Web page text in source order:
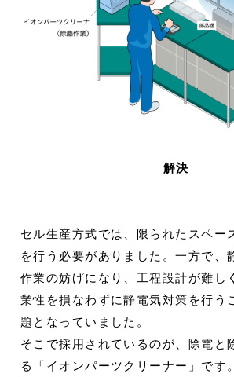
解決
セル生産方式では、限られたスペー
を行う必要がありました。一方で、
作業の妨げになり、工程設計が難し
業性を損なわずに静電気対策を行う
題となっていました。
そこで採用されているのが、除電と
る「イオンパーツクリーナー」です。